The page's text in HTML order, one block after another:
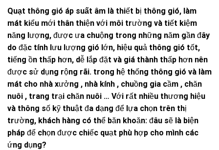
Quạt thông gió áp suất âm là thiết bị thông gió, làm
mát kiểu mới thân thiện với môi trường và tiết kiệm
năng lượng, được ưa chuộng trong những năm gần đây
do đặc tính lưu lượng gió lớn, hiệu quả thông gió tốt,
tiếng ồn thấp hơn, dễ lắp đặt và giá thành thấp hơn nên
được sử dụng rộng rãi. trong hệ thống thông gió và làm
mát cho nhà xưởng , nhà kính , chuồng gia cầm , chăn
nuôi , trang trại chăn nuôi … Với rất nhiều thương hiệu
và thông số kỹ thuật đa dạng để lựa chọn trên thị
trường, khách hàng có thể băn khoăn: đâu sẽ là biện
pháp để chọn được chiếc quạt phù hợp cho mình các
ứng dụng?